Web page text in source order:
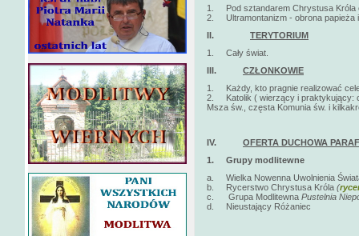
1. Pod sztandarem Chrystusa Króla
2. Ultramontanizm - obrona papieża
II. TERYTORIUM
1. Cały świat.
III. CZŁONKOWIE
1. Każdy, kto pragnie realizować
2. Katolik ( wierzący i praktykujący:
Msza św., częsta Komunia św. i
IV. OFERTA DUCHOWA
1. Grupy modlitewne
a. Wielka Nowenna Uwolnienia
b. Rycerstwo Chrystusa Króla (
c. Grupa Modlitewna Pustelnia
d. Nieustający Różaniec